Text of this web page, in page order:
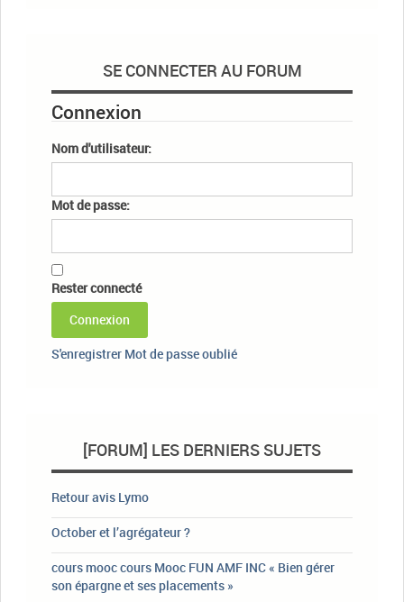
SE CONNECTER AU FORUM
Connexion
Nom d'utilisateur:
Mot de passe:
Rester connecté
Connexion
S'enregistrer Mot de passe oublié
[FORUM] LES DERNIERS SUJETS
Retour avis Lymo
October et l’agrégateur ?
cours mooc cours Mooc FUN AMF INC « Bien gérer
son épargne et ses placements »